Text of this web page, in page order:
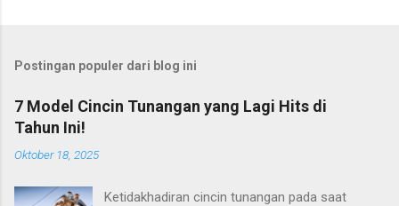
Postingan populer dari blog ini
7 Model Cincin Tunangan yang Lagi Hits di
Tahun Ini!
Oktober 18, 2025
Ketidakhadiran cincin tunangan pada saat